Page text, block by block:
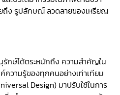
ยถึง รูปลักษณ์ ลวดลายของเหรียญ
ษ์ได้ตระหนักถึง ความสำคัญใน
ความรู้ของทุกคนอย่างเท่าเทียม
Design) มาปรับใช้ในการ